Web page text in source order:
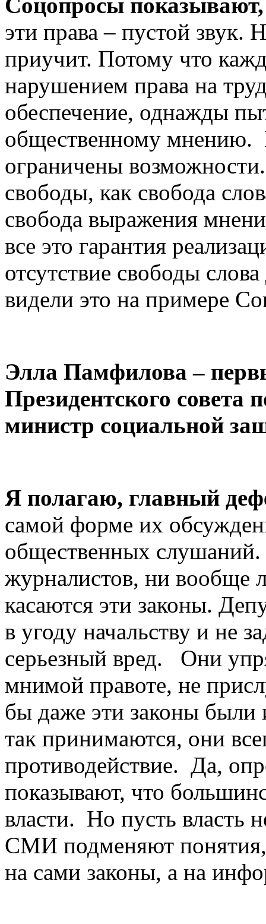
Соцопросы
эти права – пустой звук.
приучит. Потому что
нарушением права на
обеспечение, однажды
общественному мнению.
ограничены
свободы, как свобода
свобода выражения
все это гарантия
отсутствие свободы
видели это на примере
Элла Памфилова –
Президентского
министр социальной
Я полагаю, главный
самой форме их
общественных
журналистов, ни вообще
касаются эти законы.
в угоду начальству и не
серьезный вред. Они
мнимой правоте, не
бы даже эти законы были
так принимаются, они
противодействие. Да,
показывают, что
власти. Но пусть власть
СМИ подменяют понятия,
на сами законы, а на